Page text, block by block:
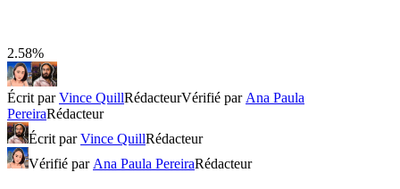
2.58%
Écrit parVince QuillRédacteurVérifié par Ana Paula
PereiraRédacteur
Écrit parVince QuillRédacteur
Vérifié par Ana Paula PereiraRédacteur